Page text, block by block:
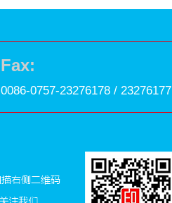
Fax:
0086-0757-23276178 / 23276177